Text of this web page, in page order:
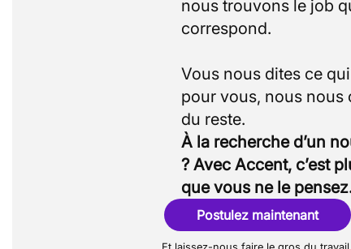
nous trouvons le job
correspond.
Vous nous dites ce
pour vous, nous nous
À la recherche d’un
? Avec Accent, c’est
que vous ne le
Postulez maintenant